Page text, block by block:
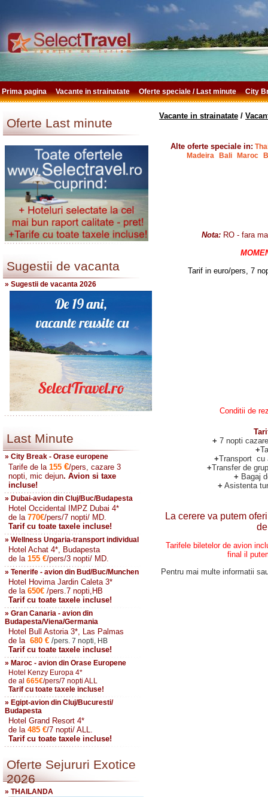
Prima pagina Vacante in strainatate Oferte speciale / Last minute City
Oferte Last minute
Sugestii de vacanta
» Sugestii de vacanta 2026
Last Minute
» City Break - Orase europene
Tarife de la 155 €/pers, cazare 3
nopti, mic dejun. Avion si taxe
incluse!
» Dubai-avion din Cluj/Buc/Budapesta
Hotel Occidental IMPZ Dubai 4*
de la 770€/pers/7 nopti/ MD.
Tarif cu toate taxele incluse!
» Wellness Ungaria-transport individual
Hotel Achat 4*, Budapesta
de la 155 €/pers/3 nopti/ MD.
» Tenerife - avion din Bud/Buc/Munchen
Hotel Hovima Jardin Caleta 3*
de la 650€ /pers.7 nopti,HB
Tarif cu toate taxele incluse!
» Gran Canaria - avion din
Budapesta/Viena/Germania
Hotel Bull Astoria 3*, Las Palmas
de la 680 € /pers. 7 nopti, HB
Tarif cu toate taxele incluse!
» Maroc - avion din Orase Europene
Hotel Kenzy Europa 4*
de al 665€/pers/7 nopti ALL
Tarif cu toate taxele incluse!
» Egipt-avion din Cluj/Bucuresti/
Budapesta
Hotel Grand Resort 4*
de la485 €/7 nopti/ ALL.
Tarif cu toate taxele incluse!
Oferte Sejururi Exotice
2026
» THAILANDA
Vacante in strainatate /
Alte oferte speciale in:
Madeira
Bali Maroc
Nota: RO - fara
Tarif in euro/pers, 7
Conditii de
+ 7 nopti
+
+Transport cu
+Transfer de
+ Bagaj
+ Asistenta
La cerere va putem
Tarifele biletelor de avion
final il
Pentru mai multe informatii